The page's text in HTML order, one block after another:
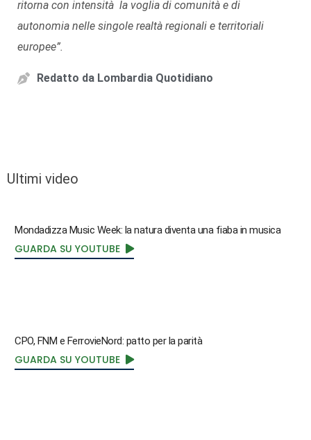
ritorna con intensità la voglia di comunità e di
autonomia nelle singole realtà regionali e territoriali
europee”.
Redatto da Lombardia Quotidiano
Ultimi video
Mondadizza Music Week: la natura diventa una fiaba in musica
GUARDA SU YOUTUBE
CPO, FNM e FerrovieNord: patto per la parità
GUARDA SU YOUTUBE